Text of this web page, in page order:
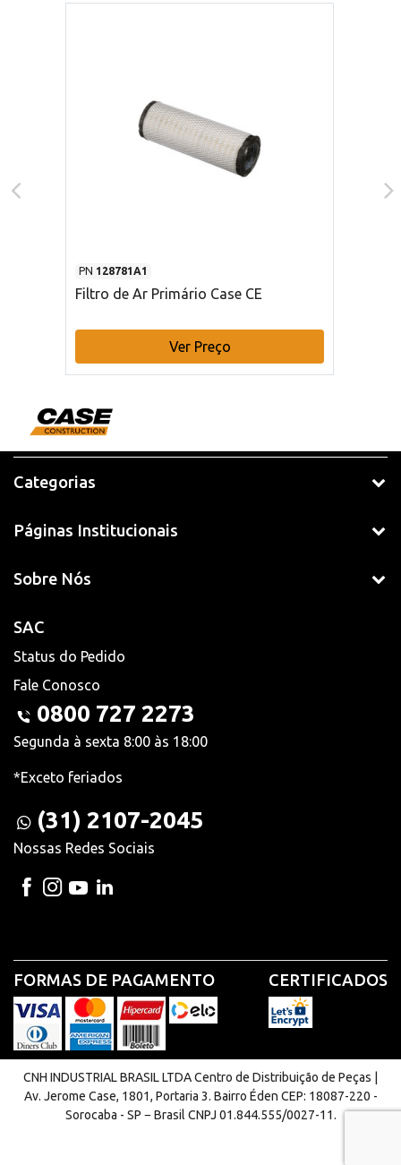
PN 128781A1
Filtro de Ar Primário Case CE
Ver Preço
Categorias
Páginas Institucionais
Sobre Nós
SAC
Status do Pedido
Fale Conosco
0800 727 2273
Segunda à sexta 8:00 às 18:00
*Exceto feriados
(31) 2107-2045
Nossas Redes Sociais
FORMAS DE PAGAMENTO CERTIFICADOS
CNH INDUSTRIAL BRASIL LTDA Centro de Distribuição de Peças |
Av. Jerome Case, 1801, Portaria 3. Bairro Éden CEP: 18087-220 -
Sorocaba - SP − Brasil CNPJ 01.844.555/0027-11.